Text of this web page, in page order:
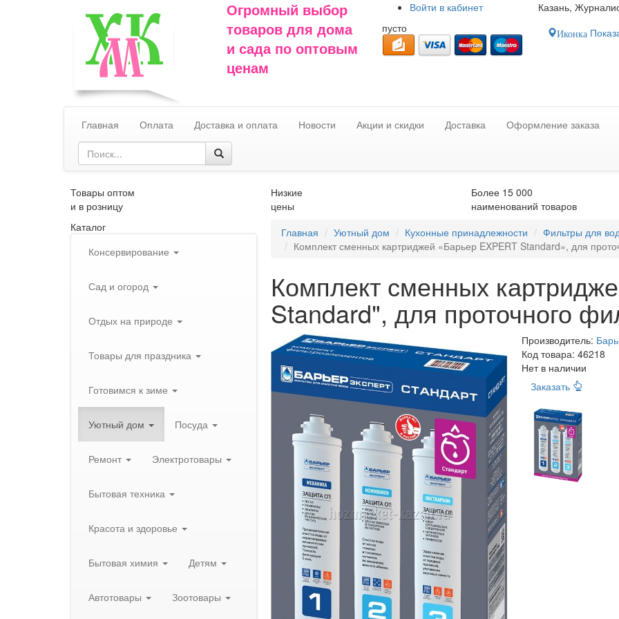
Огромный выбор
товаров для дома
и сада по оптовым
ценам
Войти в кабинет
пусто
Казань,
Иконка
Главная Оплата Доставка и оплата Новости Акции и скидки Доставка Оформление заказа
Товары оптом
и в розницу
Низкие
цены
Более 15 000
наименований товаров
Каталог
Консервирование
Сад и огород
Отдых на природе
Товары для праздника
Готовимся к зиме
Уютный дом Посуда
Ремонт Электротовары
Бытовая техника
Красота и здоровье
Бытовая химия Детям
Автотовары Зоотовары
Главная Уютный дом Кухонные принадлежности
Фильтры для
Комплект сменных картриджей «Барьер EXPERT Standard», для
Комплект сменных
Standard", для проточного
Производитель:
Код товара: 46218
Нет в наличии
Заказать